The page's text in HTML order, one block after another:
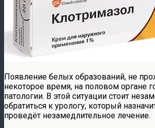
Появление белых образований, не
некоторое время, на половом органе
патологии. В этой ситуации стоит
обратиться к урологу, который
проведёт незамедлительное лечение.